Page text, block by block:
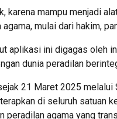
karena mampu menjadi
mulai dari hakim,
aplikasi ini digagas oleh
dunia peradilan
21 Maret 2025 melalui
di seluruh satuan
agama yang